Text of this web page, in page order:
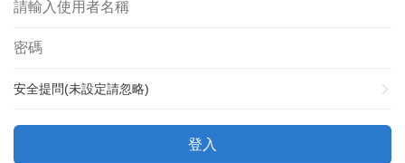
安全提問(未設定請忽略)
登入